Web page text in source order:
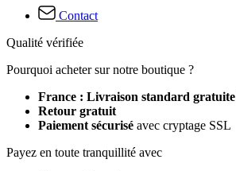
Contact
Qualité vérifiée
Pourquoi acheter sur notre boutique ?
France : Livraison standard gratuite
Retour gratuit
Paiement sécurisé avec cryptage SSL
Payez en toute tranquillité avec